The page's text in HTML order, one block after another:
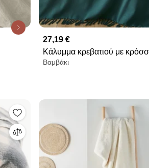
27,19 €
Κάλυμμα κρεβατιού με
Βαμβάκι